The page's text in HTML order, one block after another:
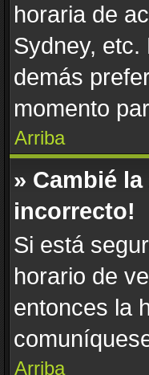
horaria de
Sydney,
demás
momento
Arriba
» Cambié
incorrecto!
Si está
horario de
entonces la
Arriba